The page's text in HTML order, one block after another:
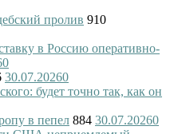
пролив 910
в Россию оперативно-
0
30.07.20260
будет точно так, как он
в пепел 884 30.07.20260